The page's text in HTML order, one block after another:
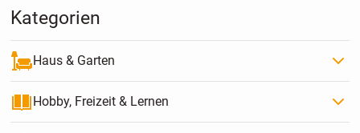
Kategorien
Haus & Garten
Hobby, Freizeit & Lernen